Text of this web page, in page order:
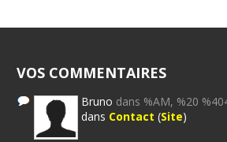
VOS COMMENTAIRES
Bruno dans %AM, %20
dans Contact (Site)